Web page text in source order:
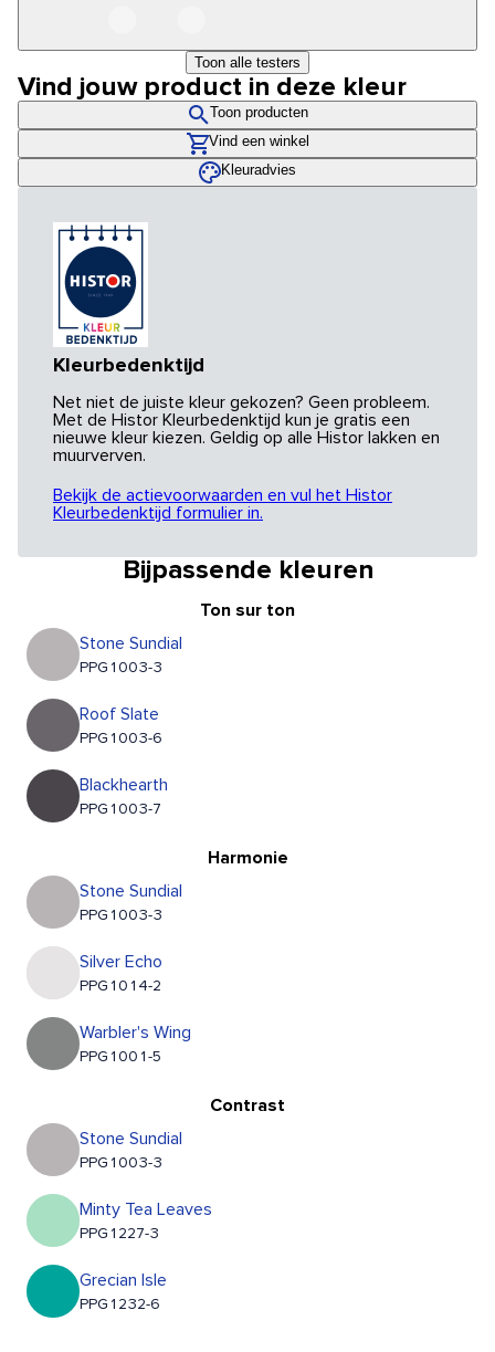
Toon alle testers
Vind jouw product in deze kleur
Toon producten
Vind een winkel
Kleuradvies
Kleurbedenktijd
Net niet de juiste kleur gekozen? Geen probleem.
Met de Histor Kleurbedenktijd kun je gratis een
nieuwe kleur kiezen. Geldig op alle Histor lakken en
muurverven.
Bekijk de actievoorwaarden en vul het Histor
Kleurbedenktijd formulier in.
Bijpassende kleuren
Ton sur ton
Stone Sundial
PPG1003-3
Roof Slate
PPG1003-6
Blackhearth
PPG1003-7
Harmonie
Stone Sundial
PPG1003-3
Silver Echo
PPG1014-2
Warbler's Wing
PPG1001-5
Contrast
Stone Sundial
PPG1003-3
Minty Tea Leaves
PPG1227-3
Grecian Isle
PPG1232-6